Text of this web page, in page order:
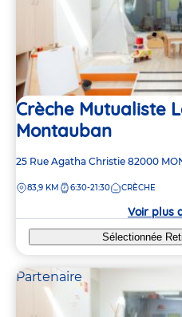
Crèche Mutualiste
Montauban
Adresse
la
25 Rue Agatha Christie 82000
DISTANCE
83,9 KM 6:30-21:30 CRÈCHE
Voir plus
Sélectionnée
Partenaire